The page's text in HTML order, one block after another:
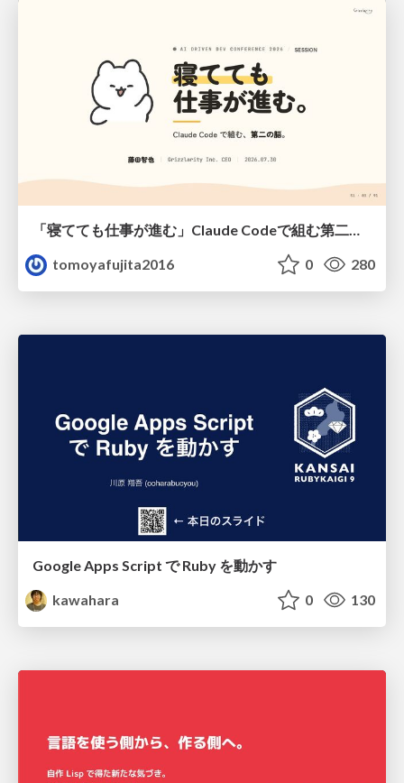
「寝てても仕事が進む」Claude Codeで組む第二の脳
tomoyafujita2016
0 280
Google Apps Script で Ruby を動かす
kawahara
0 130